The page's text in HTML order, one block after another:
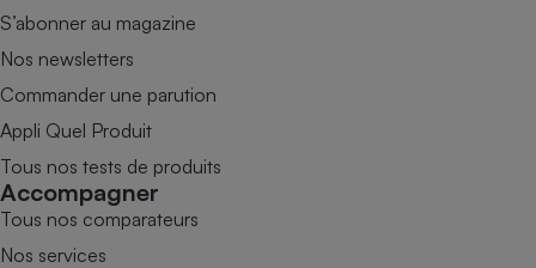
S’abonner au magazine
Nos newsletters
Commander une parution
Appli Quel Produit
Tous nos tests de produits
Accompagner
Tous nos comparateurs
Nos services